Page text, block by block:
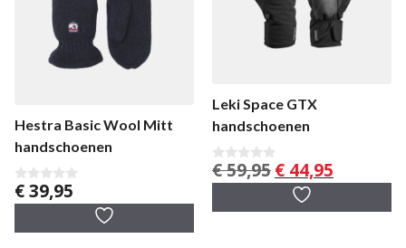
Hestra Basic Wool Mitt
handschoenen
0
v
€39,95
Leki Space GTX
handschoenen
0
v
€59,95 Oorspronkelijke
prijs
was:
€ 44,95
prijs